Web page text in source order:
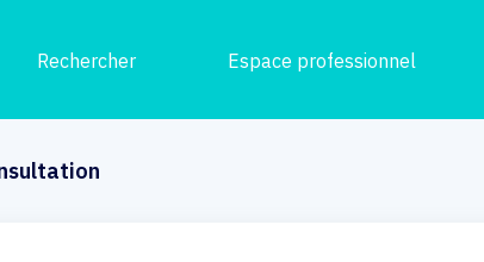
Rechercher Espace professionnel